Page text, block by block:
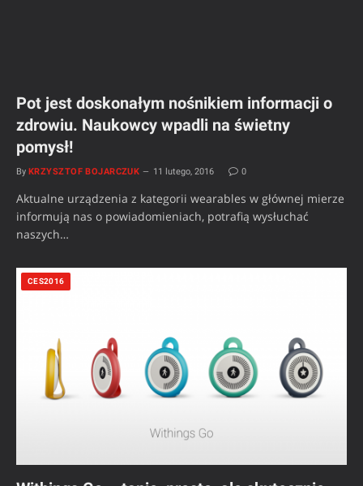
Pot jest doskonałym nośnikiem informacji o
zdrowiu. Naukowcy wpadli na świetny
pomysł!
By KRZYSZTOF BOJARCZUK 11 lutego, 2016 0
Aktualne urządzenia z kategorii wearables w głównej mierze
informują nas o powiadomieniach, potrafią wysłuchać
naszych…
CES2016